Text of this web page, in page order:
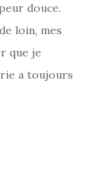
douce.
loin, mes
que je
a toujours